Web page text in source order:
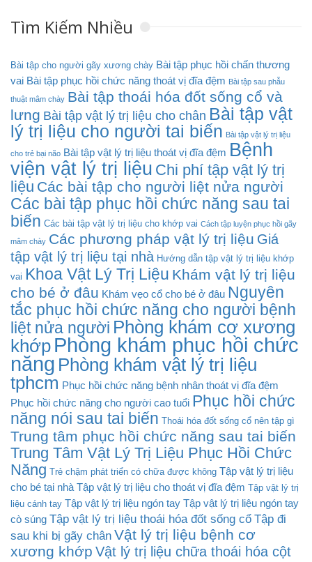
Tìm Kiếm Nhiều
Bài tập cho người gãy xương chày Bài tập phục hồi chấn thương
vai Bài tập phục hồi chức năng thoát vị đĩa đệm Bài tập sau phẫu
thuật mâm chày Bài tập thoái hóa đốt sống cổ và
lưng Bài tập vật lý trị liệu cho chân Bài tập vật
lý trị liệu cho người tai biến Bài tập vật lý trị liệu
cho trẻ bại não Bài tập vật lý trị liệu thoát vị đĩa đệm Bệnh
viện vật lý trị liệu Chi phí tập vật lý trị
liệu Các bài tập cho người liệt nửa người
Các bài tập phục hồi chức năng sau tai
biến Các bài tập vật lý trị liệu cho khớp vai Cách tập luyện phục hồi gãy
mâm chày Các phương pháp vật lý trị liệu Giá
tập vật lý trị liệu tại nhà Hướng dẫn tập vật lý trị liệu khớp
vai Khoa Vật Lý Trị Liệu Khám vật lý trị liệu
cho bé ở đâu Khám vẹo cổ cho bé ở đâu Nguyên
tắc phục hồi chức năng cho người bệnh
liệt nửa người Phòng khám cơ xương
khớp Phòng khám phục hồi chức
năng Phòng khám vật lý trị liệu
tphcm Phục hồi chức năng bệnh nhân thoát vị đĩa đệm
Phục hồi chức năng cho người cao tuổi Phục hồi chức
năng nói sau tai biến Thoái hóa đốt sống cổ nên tập gì
Trung tâm phục hồi chức năng sau tai biến
Trung Tâm Vật Lý Trị Liệu Phục Hồi Chức
Năng Trẻ chậm phát triển có chữa được không Tập vật lý trị liệu
cho bé tại nhà Tập vật lý trị liệu cho thoát vị đĩa đệm Tập vật lý trị
liệu cánh tay Tập vật lý trị liệu ngón tay Tập vật lý trị liệu ngón tay
cò súng Tập vật lý trị liệu thoái hóa đốt sống cổ Tập đi
sau khi bị gãy chân Vật lý trị liệu bệnh cơ
xương khớp Vật lý trị liệu chữa thoái hóa cột